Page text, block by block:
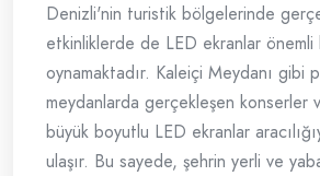
Denizli'nin turistik bölgelerinde
etkinliklerde de LED ekranlar önemli
oynamaktadır. Kaleiçi Meydanı gibi
meydanlarda gerçekleşen konserler
büyük boyutlu LED ekranlar
ulaşır. Bu sayede, şehrin yerli ve